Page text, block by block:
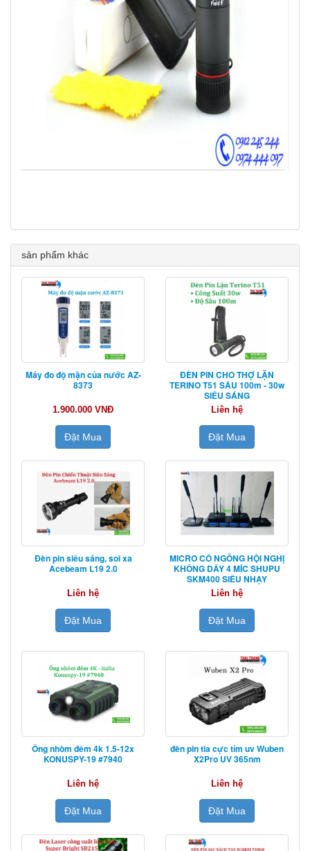
sản phẩm khác
Máy đo độ mặn của nước AZ-
8373
1.900.000 VNĐ
Đặt Mua
ĐÈN PIN CHO THỢ LẶN
TERINO T51 SÂU 100m - 30w
SIÊU SÁNG
Liên hệ
Đặt Mua
Đèn pin siêu sáng, soi xa
Acebeam L19 2.0
Liên hệ
Đặt Mua
MICRO CỔ NGỖNG HỘI NGHỊ
KHÔNG DÂY 4 MÍC SHUPU
SKM400 SIÊU NHẠY
Liên hệ
Đặt Mua
Ống nhòm đêm 4k 1.5-12x
KONUSPY-19 #7940
Liên hệ
Đặt Mua
đèn pin tia cực tím uv Wuben
X2Pro UV 365nm
Liên hệ
Đặt Mua